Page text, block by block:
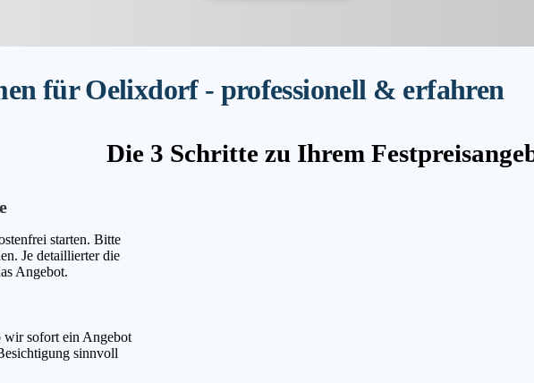
für Oelixdorf - professionell & erfahren
Die 3 Schritte zu Ihrem
starten. Bitte
Je detaillierter die
Angebot.
wir sofort ein Angebot
sinnvoll